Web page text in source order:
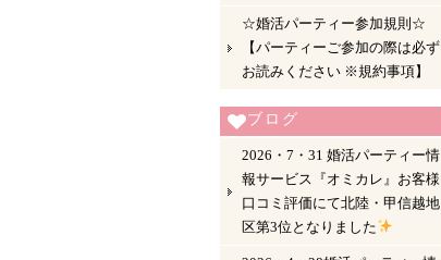
☆婚活パーティー参加規則☆
【パーティーご参加の際は必ず
お読みください ※規約事項】
ブログ
2026・7・31 婚活パーティー情
報サービス『オミカレ』お客様
口コミ評価にて北陸・甲信越地
区第3位となりました